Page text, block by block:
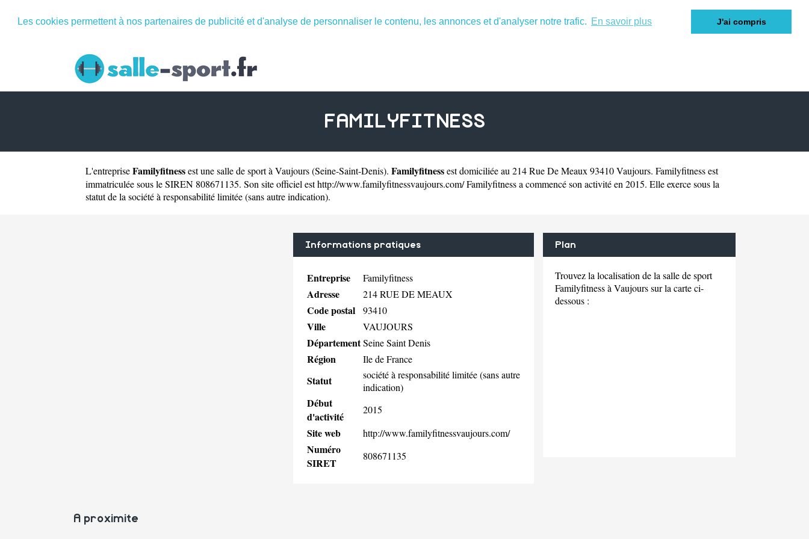
Les cookies permettent à nos partenaires de publicité et d'analyse de personnaliser le contenu, les annonces et d'analyser notre trafic. En savoir plus J'ai compris
FAMILYFITNESS
L'entrepriseFamilyfitnessest unesalle de sport à Vaujours(Seine-Saint-Denis). Familyfitnessest domiciliée au 214 Rue De Meaux 93410 Vaujours. Familyfitness est
immatriculée sous le SIREN 808671135. Son site officiel esthttp://www.familyfitnessvaujours.com/Familyfitness a commencé son activité en 2015. Elle exerce sous la
statut de la société à responsabilité limitée (sans autre indication).
Informations pratiques
Entreprise Familyfitness
Adresse 214 RUE DE MEAUX
Code postal 93410
Ville VAUJOURS
DépartementSeine Saint Denis
Région Ile de France
Statut
société à responsabilité limitée (sans autre
indication)
Début
d'activité
2015
Site web http://www.familyfitnessvaujours.com/
Numéro
SIRET
808671135
Plan
Trouvez la localisation de la salle de sport
Familyfitness à Vaujours sur la carte ci-
dessous :
A proximite